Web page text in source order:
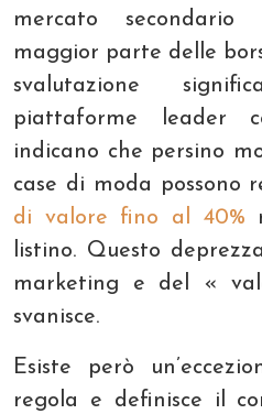
mercato
maggior parte delle
svalutazione
piattaforme leader
indicano che persino
case di moda possono
di valore fino al 40%
listino. Questo
marketing e del «
svanisce.
Esiste però
regola e definisce il